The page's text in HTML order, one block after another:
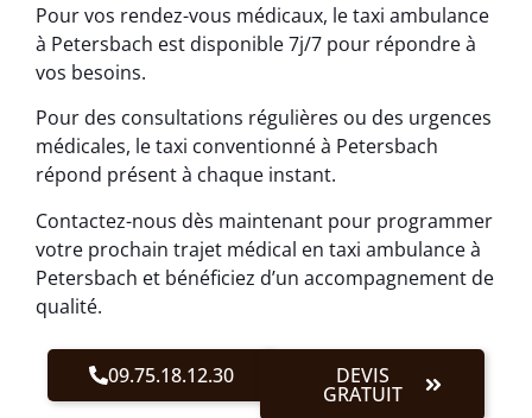
Pour vos rendez-vous médicaux, le taxi ambulance
à Petersbach est disponible 7j/7 pour répondre à
vos besoins.
Pour des consultations régulières ou des urgences
médicales, le taxi conventionné à Petersbach
répond présent à chaque instant.
Contactez-nous dès maintenant pour programmer
votre prochain trajet médical en taxi ambulance à
Petersbach et bénéficiez d’un accompagnement de
qualité.
09.75.18.12.30 DEVIS
GRATUIT